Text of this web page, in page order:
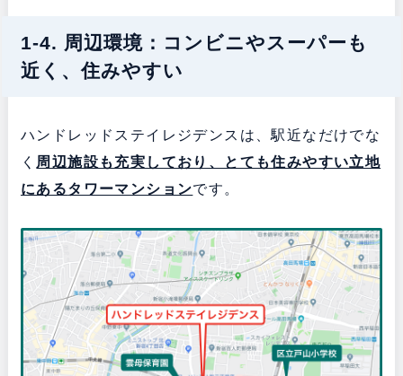
1-4. 周辺環境：コンビニやスーパーも
近く、住みやすい
ハンドレッドステイレジデンスは、駅近なだけでな
く 周辺施設も充実しており、とても住みやすい立地
にあるタワーマンションです。